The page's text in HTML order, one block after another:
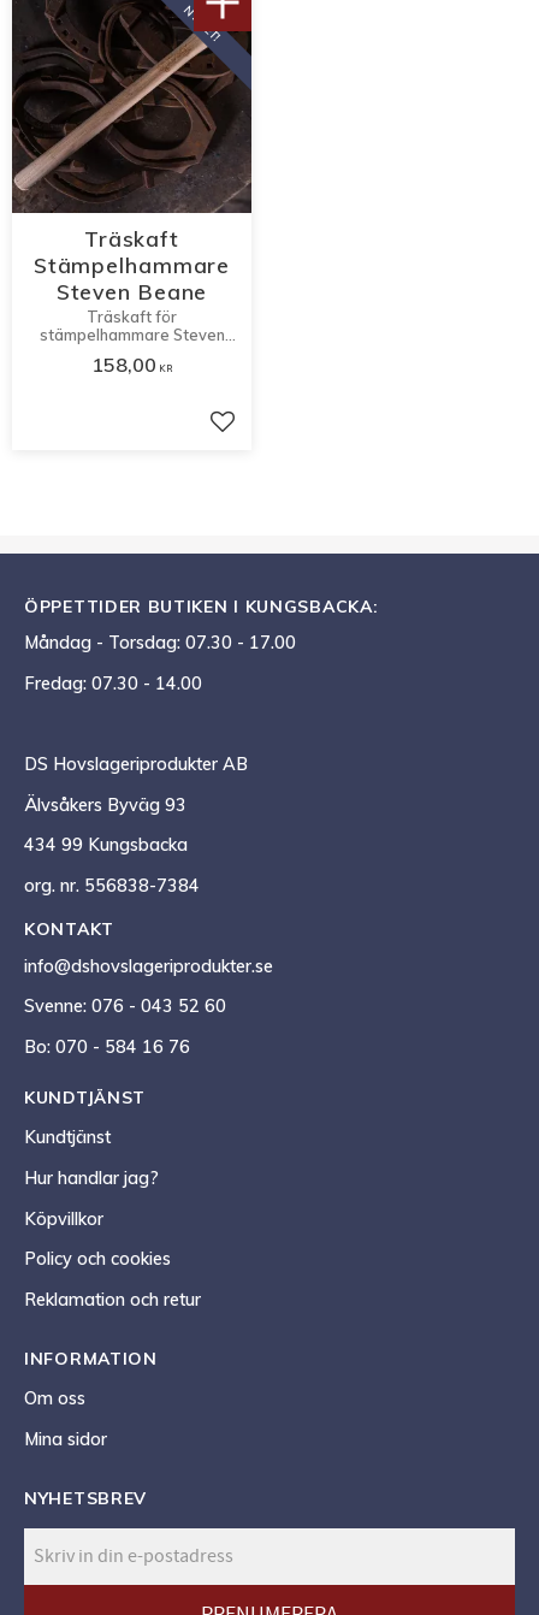
Träskaft
Stämpelhammare
Steven Beane
Träskaft för
stämpelhammare Steven
158,00 KR
NYHET!
Lägg till i favoriter
ÖPPETTIDER BUTIKEN I KUNGSBACKA:
Måndag - Torsdag: 07.30 - 17.00
Fredag: 07.30 - 14.00
DS Hovslageriprodukter AB
Älvsåkers Byväg 93
434 99 Kungsbacka
org. nr. 556838-7384
KONTAKT
info@dshovslageriprodukter.se
Svenne: 076 - 043 52 60
Bo: 070 - 584 16 76
KUNDTJÄNST
Kundtjänst
Hur handlar jag?
Köpvillkor
Policy och cookies
Reklamation och retur
INFORMATION
Om oss
Mina sidor
NYHETSBREV